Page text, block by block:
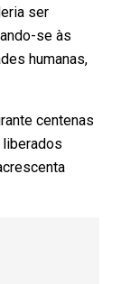
ser
se às
humanas,
centenas